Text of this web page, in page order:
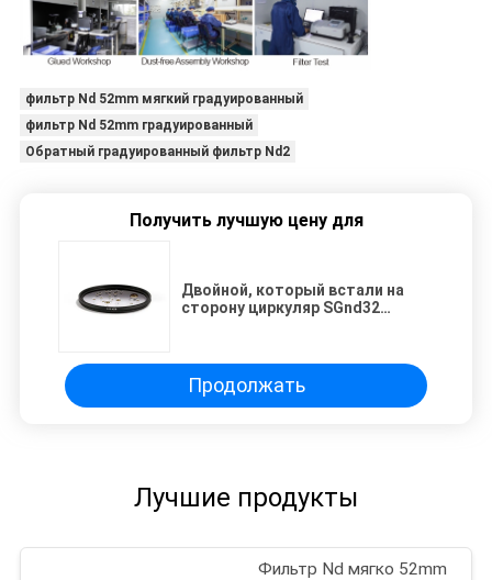
фильтр Nd 52mm мягкий градуированный
фильтр Nd 52mm градуированный
Обратный градуированный фильтр Nd2
Получить лучшую цену для
Двойной, который встали на
сторону циркуляр SGnd32
Продолжать
Лучшие продукты
Фильтр Nd мягко 52mm